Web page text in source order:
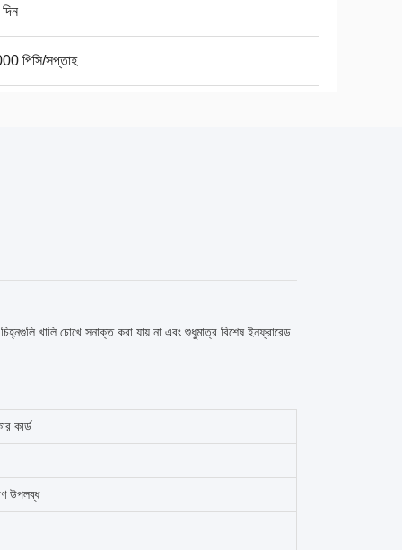
পিসি/সপ্তাহ
খালি চোখে সনাক্ত করা যায় না এবং শুধুমাত্র বিশেষ ইনফ্রারেড
কার্ড
উপলব্ধ